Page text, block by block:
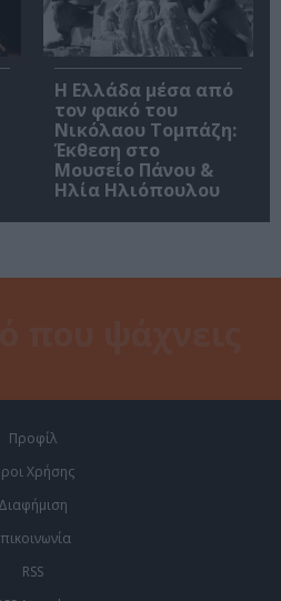
Η Ελλάδα μέσα από
τον φακό του
Νικόλαου Τομπάζη:
Έκθεση στο
Μουσείο Πάνου &
Ηλία Ηλιόπουλου
Προφίλ
Χρήσης
Διαφήμιση
RSS